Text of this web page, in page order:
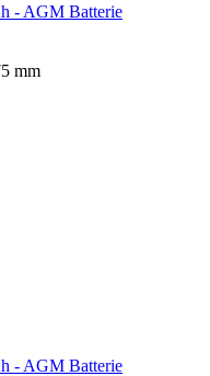
- AGM Batterie
mm
- AGM Batterie